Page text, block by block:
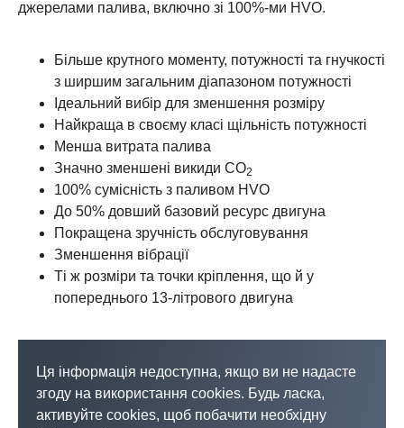
джерелами палива, включно зі 100%-ми HVO.
Більше крутного моменту, потужності та гнучкості
з ширшим загальним діапазоном потужності
Ідеальний вибір для зменшення розміру
Найкраща в своєму класі щільність потужності
Менша витрата палива
Значно зменшені викиди CO2
100% сумісність з паливом HVO
До 50% довший базовий ресурс двигуна
Покращена зручність обслуговування
Зменшення вібрації
Ті ж розміри та точки кріплення, що й у
попереднього 13-літрового двигуна
Ця інформація недоступна, якщо ви не надасте
згоду на використання cookies. Будь ласка,
активуйте cookies, щоб побачити необхідну